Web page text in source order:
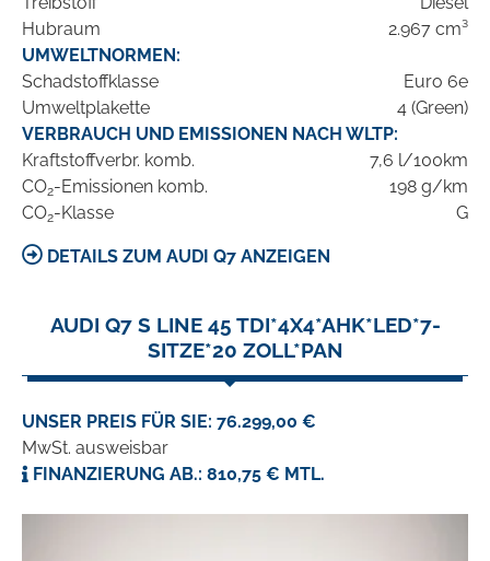
Hubraum
2.967 cm³
UMWELTNORMEN:
Schadstoffklasse
Euro 6e
Umweltplakette
4 (Green)
VERBRAUCH UND EMISSIONEN NACH WLTP:
Kraftstoffverbr. komb.
7,6 l/100km
CO2-Emissionen komb.
198 g/km
CO2-Klasse G
DETAILS ZUM AUDI Q7 ANZEIGEN
AUDI Q7 S LINE 45 TDI*4X4*AHK*LED*7-
SITZE*20 ZOLL*PAN
UNSER PREIS FÜR SIE: 76.299,00 €
MwSt. ausweisbar
FINANZIERUNG AB.: 810,75 € MTL.